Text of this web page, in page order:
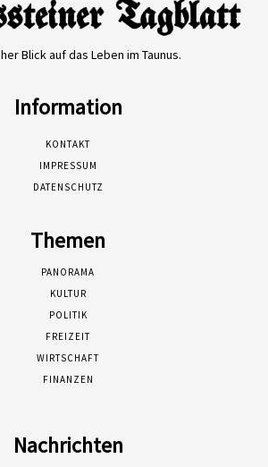
Blick auf das Leben im Taunus.
Information
KONTAKT
IMPRESSUM
DATENSCHUTZ
Themen
PANORAMA
KULTUR
POLITIK
FREIZEIT
WIRTSCHAFT
FINANZEN
Nachrichten